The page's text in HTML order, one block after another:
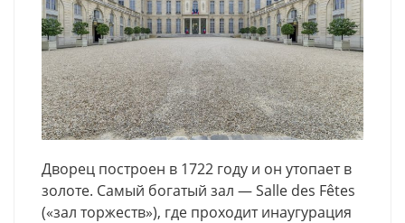
Дворец построен в 1722 году и он утопает в
золоте. Самый богатый зал — Salle des Fêtes
(«зал торжеств»), где проходит инаугурация